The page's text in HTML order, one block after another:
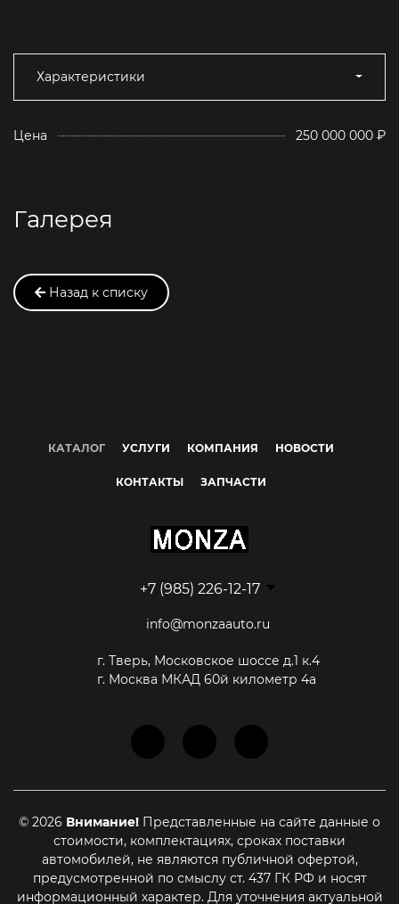
Характеристики
Цена 250 000 000 ₽
Галерея
Назад к списку
КАТАЛОГ УСЛУГИ КОМПАНИЯ НОВОСТИ
КОНТАКТЫ ЗАПЧАСТИ
+7 (985) 226-12-17
info@monzaauto.ru
г. Тверь, Московское шоссе д.1 к.4
г. Москва МКАД 60й километр 4а
© 2026 Внимание! Представленные на сайте данные о
стоимости, комплектациях, сроках поставки
автомобилей, не являются публичной офертой,
предусмотренной по смыслу ст. 437 ГК РФ и носят
информационный характер. Для уточнения актуальной